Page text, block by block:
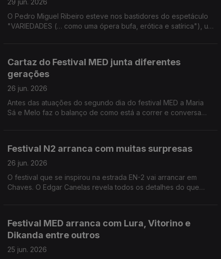
29 jun. 2026
O Pedro Miguel Ribeiro esteve nos bastidores do espetáculo
"VARIEDADES (… como uma ópera bufa, erótica e satírica"), um
Cartaz do Festival MED junta diferentes
gerações
26 jun. 2026
Antes das atuações do segundo dia do festival MED a Maria
Sá e Melo faz o balanço de como está a correr e conversa
Festival N2 arranca com muitas surpresas
26 jun. 2026
O festival que se inspirou na estrada EN-2 vai arrancar em
Chaves. O Edgar Canelas revela todos os detalhes do que
Festival MED arranca com Lura, Vitorino e
Dikanda entre outros
25 jun. 2026